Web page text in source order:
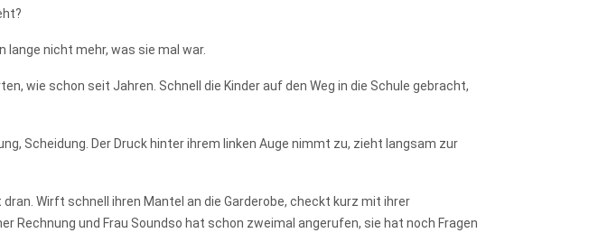
nicht mehr, was sie mal war.
wie schon seit Jahren. Schnell die Kinder auf den Weg in die Schule gebracht,
Scheidung. Der Druck hinter ihrem linken Auge nimmt zu, zieht langsam zur
Wirft schnell ihren Mantel an die Garderobe, checkt kurz mit ihrer
Rechnung und Frau Soundso hat schon zweimal angerufen, sie hat noch Fragen